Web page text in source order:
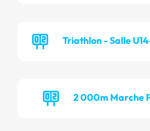
Triathlon - Salle
2 000m Marche